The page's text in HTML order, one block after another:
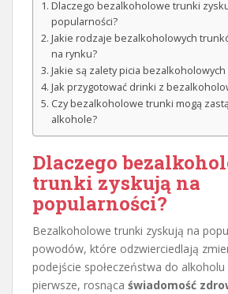
Dlaczego bezalkoholowe trunki
popularności?
Jakie rodzaje bezalkoholowych
na rynku?
Jakie są zalety picia
Jak przygotować drinki z
Czy bezalkoholowe trunki mogą
alkohole?
Dlaczego
trunki zyskują na
popularności?
Bezalkoholowe trunki zyskują na
powodów, które odzwierciedlają
podejście społeczeństwa do alkoholu
pierwsze, rosnąca świadomość